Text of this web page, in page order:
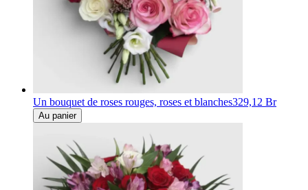
Un bouquet de roses rouges, roses et blanches329,12 Br
Au panier